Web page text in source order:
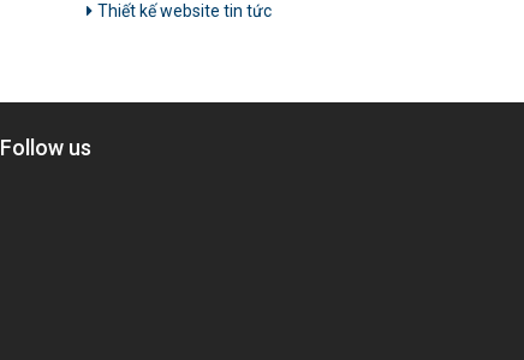
Thiết kế website tin tức
Follow us